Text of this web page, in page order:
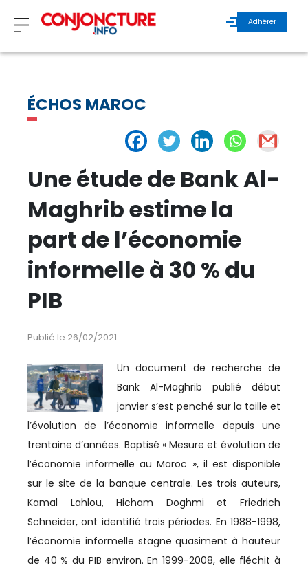
Adhérer
INVITÉS
REGARDS D’EXPERTS
ÉCHOS DURABLES
REVUE CONJONCTURE
CONTACT
AERIEN
AÉRIEN
ÉCHOS MAROC
Une étude de Bank Al-
Maghrib estime la
part de l’économie
informelle à 30 % du
PIB
Publié le 26/02/2021
Un document de recherche de
Bank Al-Maghrib publié début
janvier s’est penché sur la taille et
l’évolution de l’économie informelle depuis une
trentaine d’années. Baptisé « Mesure et évolution de
l’économie informelle au Maroc », il est disponible
sur le site de la banque centrale. Les trois auteurs,
Kamal Lahlou, Hicham Doghmi et Friedrich
Schneider, ont identifié trois périodes. En 1988-1998,
l’économie informelle stagne quasiment à hauteur
de 40 % du PIB environ. En 1999-2008, elle fléchit à